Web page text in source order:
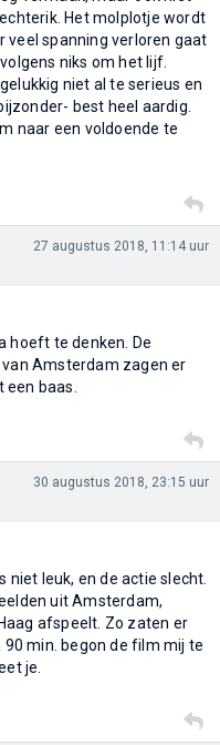
Het molplotje wordt
veel spanning verloren gaat
niks om het lijf.
niet al te serieus en
best heel aardig.
naar een voldoende te
27 augustus 2018, 11:14 uur
hoeft te denken. De
Amsterdam zagen er
baas.
30 augustus 2018, 23:15 uur
leuk, en de actie slecht.
uit Amsterdam,
afspeelt. Zo zaten er
min. begon de film mij te
je.